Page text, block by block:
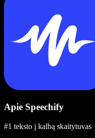
Apie Speechify
#1 teksto į kalbą skaitytuvas